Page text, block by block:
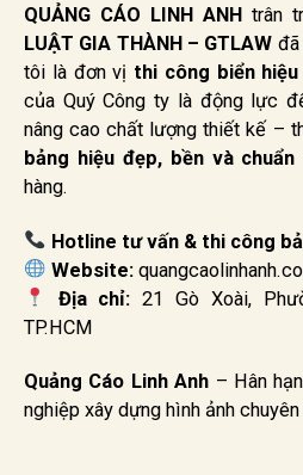
QUẢNG CÁO LINH ANH trân
LUẬT GIA THÀNH – GTLAW đã
tôi là đơn vị thi công biển
của Quý Công ty là động lực
nâng cao chất lượng thiết kế –
bảng hiệu đẹp, bền và
hàng.
Hotline tư vấn & thi công
Website:
Địa chỉ: 21 Gò Xoài,
TP.HCM
Quảng Cáo Linh Anh – Hân
nghiệp xây dựng hình ảnh